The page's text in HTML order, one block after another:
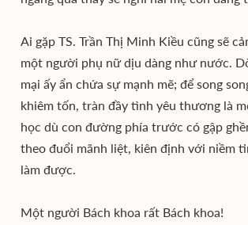
Ai gặp TS. Trần Thị Minh Kiều cũng sẽ
một người phụ nữ dịu dàng như nước.
mại ấy ẩn chứa sự mạnh mẽ; để song
khiêm tốn, tràn đầy tình yêu thương là
học dù con đường phía trước có gập
theo đuổi mãnh liệt, kiên định với niềm
làm được.
Một người Bách khoa rất Bách khoa!